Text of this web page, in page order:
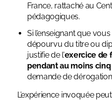
France, rattaché au
pédagogiques.
Si l’enseignant que
dépourvu du titre ou
justifie de l’exercice de
pendant au moins cinq
demande de
L’expérience invoquée